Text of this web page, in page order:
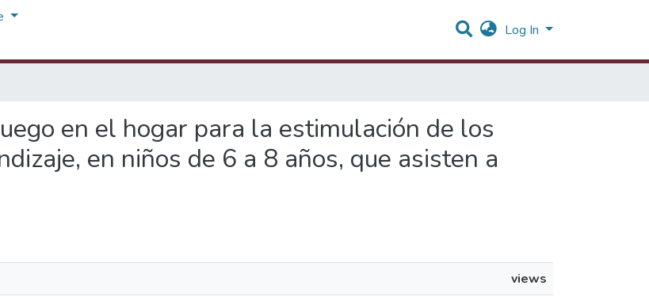
Log In
en el hogar para la estimulación de los
en niños de 6 a 8 años, que asisten a
views